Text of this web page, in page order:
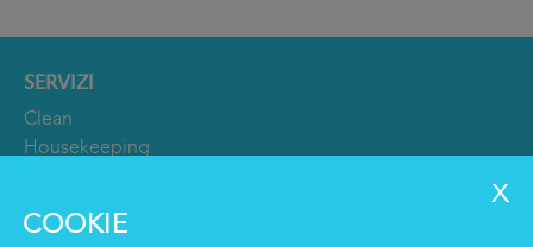
SERVIZI
Clean
Housekeeping
Logistics & Care
COOKIE